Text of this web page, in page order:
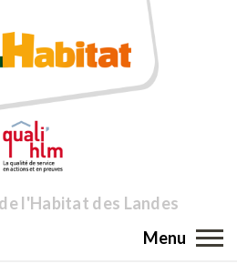
l'Habitat des Landes
Menu